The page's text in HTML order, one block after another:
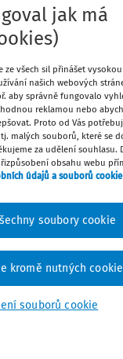
na obsahu
do
tato vydání:
jak má
ze všech sil přinášet
našich webových
aby správně fungovalo
reklamou nebo
Proto od Vás
malých souborů, které se
za udělení souhlasu.
obsahu webu
údajů a souborů cookie
souborů cookie
kromě nutných
soubory cookie